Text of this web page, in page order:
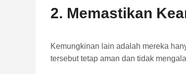
2. Memastikan
Kemungkinan lain adalah mereka
tersebut tetap aman dan tidak